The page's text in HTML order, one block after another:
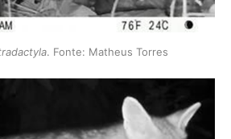
. Fonte: Matheus Torres